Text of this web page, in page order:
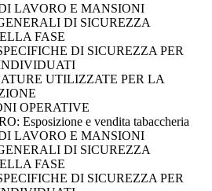
LAVORO E MANSIONI
DI SICUREZZA
FASE
DI SICUREZZA PER
UTILIZZATE PER LA
OPERATIVE
Esposizione e vendita tabaccheria
LAVORO E MANSIONI
DI SICUREZZA
FASE
DI SICUREZZA PER